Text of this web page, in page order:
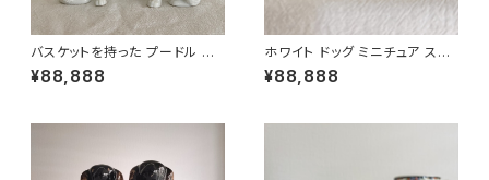
バスケットを持った プードル ス
タッフォードシャードッグ 高さ9c
m
¥88,888
ホワイト ドッグ ミニチュア スタ
ッフォードシャードッグ 高さ2.5c
m
¥88,888